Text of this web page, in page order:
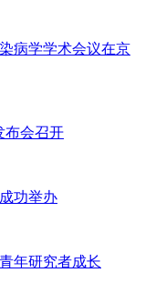
病学学术会议在京
布会召开
功举办
年研究者成长